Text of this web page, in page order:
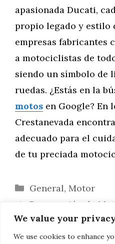
We value your
We use cookies to enhance
apasionada Ducati,
propio legado y estilo
empresas fabricantes
a motociclistas de
siendo un símbolo de
ruedas. ¿Estás en la
motos en Google? En
Crestanevada
adecuado para el
de tu preciada
Categorías
General, Motor
Preparación de
Competencias
Diagnóstico